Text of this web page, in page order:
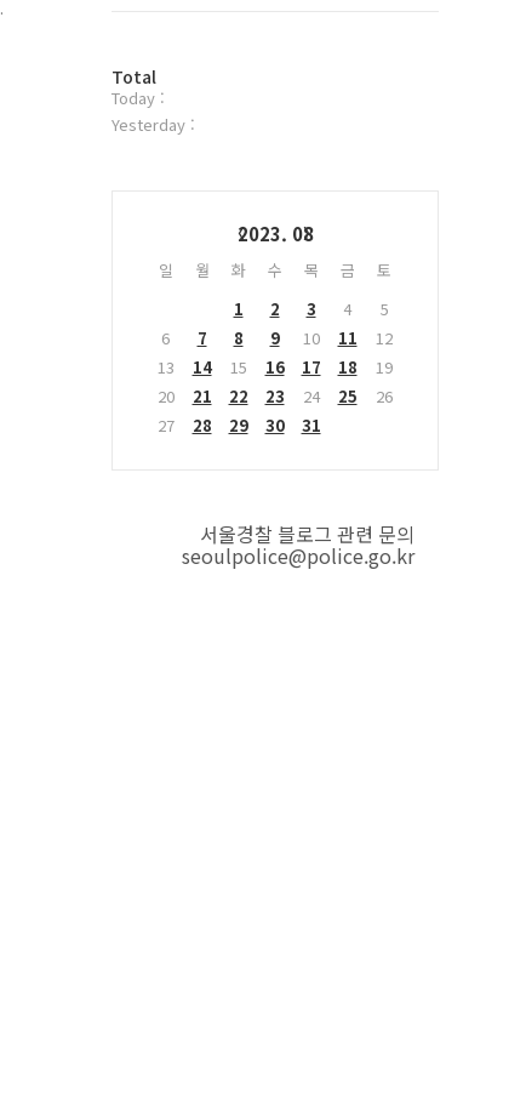
플
러
그
방
문
자
Total
Today :
Yesterday :
2023. 08
일 월 화 수 목 금
토
1
2 3 4
5
6
7 8 9 10 11
12
13
14 15 16 17 18
19
20
21 22 23 24 25
26
27
28 29 30 31
서울경찰 블로그 관련 문의
seoulpolice@police.go.kr